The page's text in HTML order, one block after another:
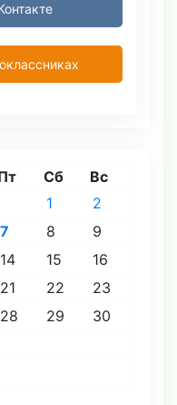
Сб Вс
1
2
7 8
9
14 15
16
21 22
23
28 29
30